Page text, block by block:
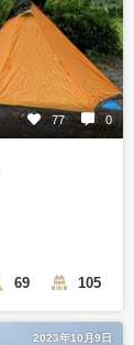
77 0
69 105
2023年10月9日